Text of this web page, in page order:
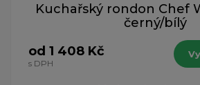
Kuchařský rondon Chef
černý/bílý
od 1 408 Kč
s DPH